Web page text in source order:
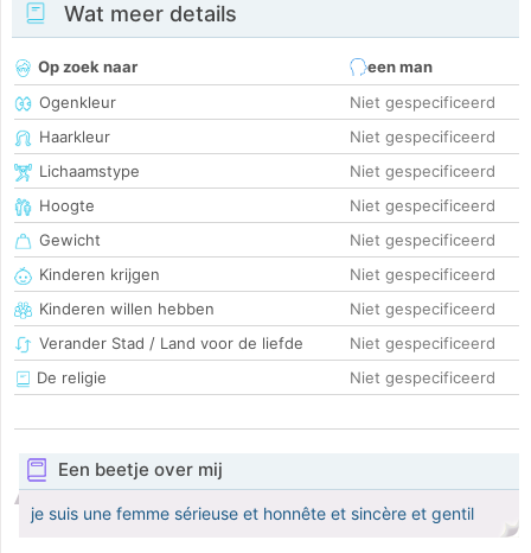
Wat meer details
Op zoek naar
een man
Ogenkleur
Niet gespecificeerd
Haarkleur
Niet gespecificeerd
Lichaamstype
Niet gespecificeerd
Hoogte
Niet gespecificeerd
Gewicht
Niet gespecificeerd
Kinderen krijgen
Niet gespecificeerd
Kinderen willen hebben
Niet gespecificeerd
Verander Stad / Land voor de liefde
Niet gespecificeerd
De religie
Niet gespecificeerd
Een beetje over mij
je suis une femme sérieuse et honnête et sincère et gentil